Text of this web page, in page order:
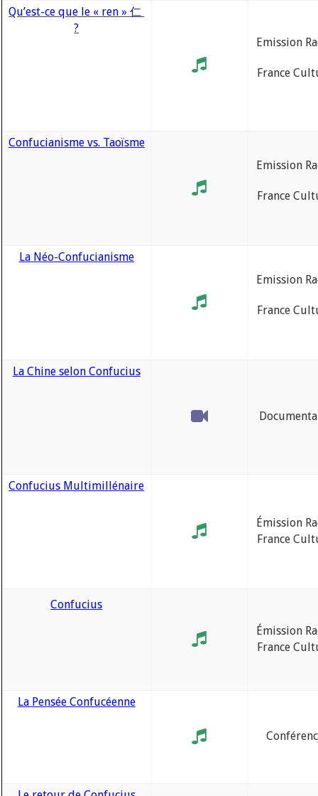
Qu’est-ce que le « ren » 仁
?
Emission
France
Confucianisme vs. Taoïsme
Emission
France
La Néo-Confucianisme
Emission
France
La Chine selon Confucius
Confucius Multimillénaire
Émission
France
Confucius
Émission
France
La Pensée Confucéenne